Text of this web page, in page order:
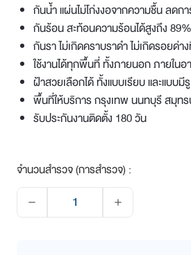
กันน้ำ แผ่นไม่โก่งงอจากความชื้น ลดก
กันร้อน สะท้อนความร้อนได้สูงถึง 89%
กันรา ไม่เกิดคราบราดำ ไม่เกิดรอยด่
ใช้งานได้ทุกพื้นที่ ทั้งภายนอก ภายในอ
ฝ้าสวยเลือกได้ ทั้งแบบเรียบ และแบบมีรู
พื้นที่ให้บริการ กรุงเทพ นนทบุรี สมุท
รับประกันงานติดตั้ง 180 วัน
จำนวนสำรวจ (การสำรวจ) :
remove add